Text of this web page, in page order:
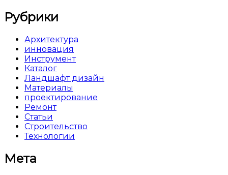
Рубрики
Архитектура
инновация
Инструмент
Каталог
Ландшафт дизайн
Материалы
проектирование
Ремонт
Статьи
Строительство
Технологии
Мета